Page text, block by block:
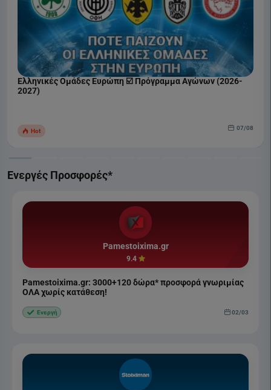
Ελληνικές Ομάδες Ευρώπη ☑️ Πρόγραμμα Αγώνων (2026-
2027)
Hot 07/08
Ενεργές Προσφορές*
Pamestoixima.gr
9.4
Pamestoixima.gr: 3000+120 δώρα* προσφορά γνωριμίας
ΟΛΑ χωρίς κατάθεση!
Ενεργή 02/03